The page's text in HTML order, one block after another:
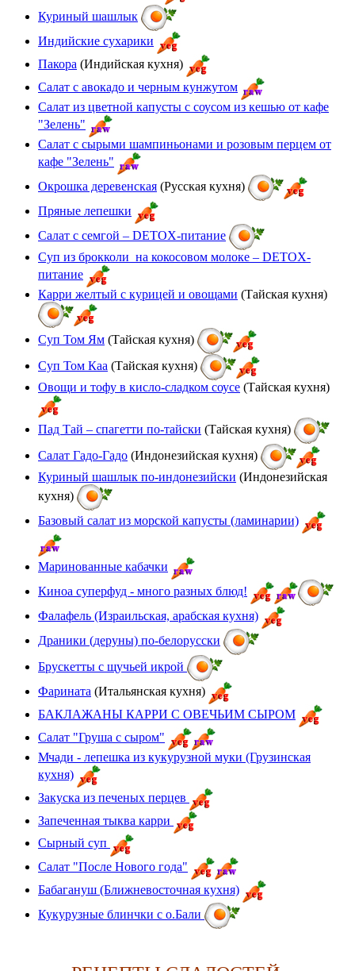
Куриный шашлык
Индийские сухарики
Пакора (Индийская кухня)
Салат с авокадо и черным кунжутом
Салат из цветной капусты с соусом из кешью от кафе
"Зелень"
Салат с сырыми шампиньонами и розовым перцем от
кафе "Зелень"
Окрошка деревенская (Русская кухня)
Пряные лепешки
Салат с семгой – DETOX-питание
Суп из брокколи на кокосовом молоке – DETOX-
питание
Карри желтый с курицей и овощами (Тайская кухня)
Суп Том Ям (Тайская кухня)
Суп Том Каа (Тайская кухня)
Овощи и тофу в кисло-сладком соусе (Тайская кухня)
Пад Тай – спагетти по-тайски (Тайская кухня)
Салат Гадо-Гадо (Индонезийская кухня)
Куриный шашлык по-индонезийски (Индонезийская
кухня)
Базовый салат из морской капусты (ламинарии)
Маринованные кабачки
Киноа суперфуд - много разных блюд!
Фалафель (Израильская, арабская кухня)
Драники (деруны) по-белорусски
Брускетты с щучьей икрой
Фарината (Итальянская кухня)
БАКЛАЖАНЫ КАРРИ С ОВЕЧЬИМ СЫРОМ
Салат "Груша с сыром"
Мчади - лепешка из кукурузной муки (Грузинская
кухня)
Закуска из печеных перцев
Запеченная тыква карри
Сырный суп
Салат "После Нового года"
Бабагануш (Ближневосточная кухня)
Кукурузные блинчки с о.Бали